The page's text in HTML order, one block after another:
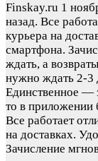
Finskay.ru 1
назад. Все
курьера на
смартфона.
ждать, а
нужно ждать 2-3
Единственное —
то в приложении
Все работает
на доставках.
Зачисление